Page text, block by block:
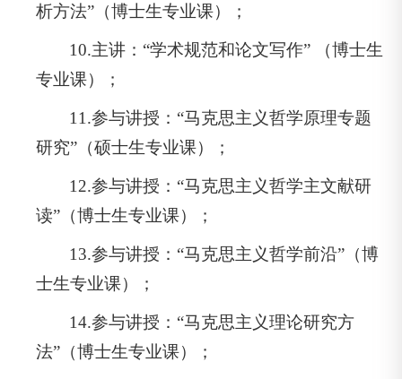
析方法”（博士生专业课）；
10.主讲：“学术规范和论文写作” （博士生
专业课）；
11.参与讲授：“马克思主义哲学原理专题
研究”（硕士生专业课）；
12.参与讲授：“马克思主义哲学主文献研
读”（博士生专业课）；
13.参与讲授：“马克思主义哲学前沿”（博
士生专业课）；
14.参与讲授：“马克思主义理论研究方
法”（博士生专业课）；